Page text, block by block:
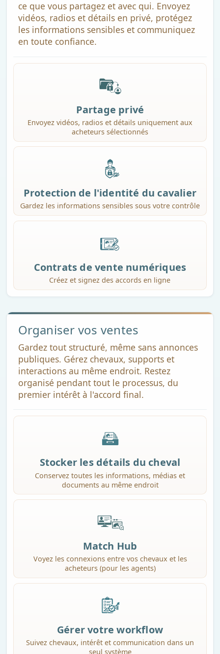
ce que vous partagez et avec qui. Envoyez
vidéos, radios et détails en privé, protégez
les informations sensibles et communiquez
en toute confiance.
Partage privé
Envoyez vidéos, radios et détails uniquement aux
acheteurs sélectionnés
Protection de l'identité du cavalier
Gardez les informations sensibles sous votre contrôle
Contrats de vente numériques
Créez et signez des accords en ligne
Organiser vos ventes
Gardez tout structuré, même sans annonces
publiques. Gérez chevaux, supports et
interactions au même endroit. Restez
organisé pendant tout le processus, du
premier intérêt à l'accord final.
Stocker les détails du cheval
Conservez toutes les informations, médias et
documents au même endroit
Match Hub
Voyez les connexions entre vos chevaux et les
acheteurs (pour les agents)
Gérer votre workflow
Suivez chevaux, intérêt et communication dans un
seul système